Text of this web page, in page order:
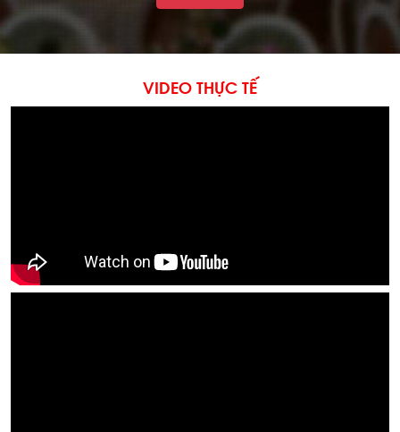
VIDEO THỰC TẾ